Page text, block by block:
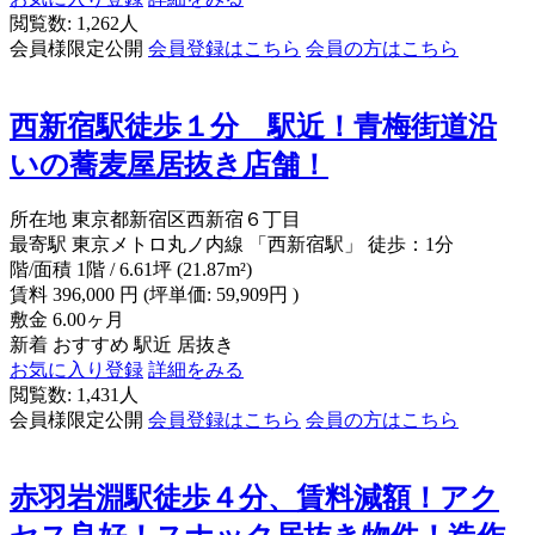
閲覧数: 1,262人
会員様限定公開 会員登録はこちら 会員の方はこちら
西新宿駅徒歩１分 駅近！青梅街道沿
いの蕎麦屋居抜き店舗！
所在地 東京都新宿区西新宿６丁目
最寄駅 東京メトロ丸ノ内線 「西新宿駅」 徒歩：1分
階/面積 1階 / 6.61坪 (21.87m²)
賃料 396,000 円 (坪単価: 59,909円 )
敷金 6.00ヶ月
新着 おすすめ 駅近 居抜き
お気に入り登録 詳細をみる
閲覧数: 1,431人
会員様限定公開 会員登録はこちら 会員の方はこちら
赤羽岩淵駅徒歩４分、賃料減額！アク